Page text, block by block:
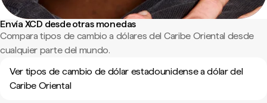
Envía XCD desde otras monedas
Compara tipos de cambio a dólares del Caribe Oriental desde
cualquier parte del mundo.
Ver tipos de cambio de dólar estadounidense a dólar del
Caribe Oriental